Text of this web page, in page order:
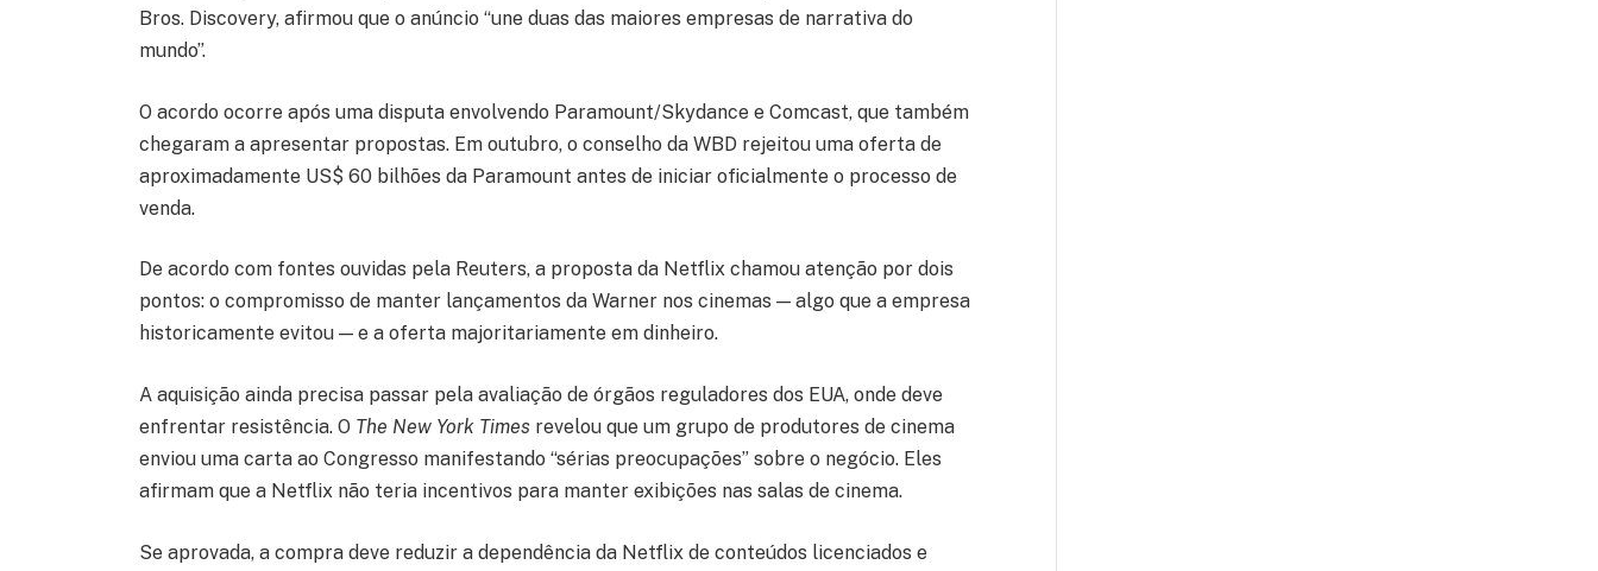
Bros. Discovery, afirmou que o anúncio “une duas das maiores empresas de narrativa do
mundo”.
O acordo ocorre após uma disputa envolvendo Paramount/Skydance e Comcast, que também
chegaram a apresentar propostas. Em outubro, o conselho da WBD rejeitou uma oferta de
aproximadamente US$ 60 bilhões da Paramount antes de iniciar oficialmente o processo de
venda.
De acordo com fontes ouvidas pela Reuters, a proposta da Netflix chamou atenção por dois
pontos: o compromisso de manter lançamentos da Warner nos cinemas — algo que a empresa
historicamente evitou — e a oferta majoritariamente em dinheiro.
A aquisição ainda precisa passar pela avaliação de órgãos reguladores dos EUA, onde deve
enfrentar resistência. O The New York Times revelou que um grupo de produtores de cinema
enviou uma carta ao Congresso manifestando “sérias preocupações” sobre o negócio. Eles
afirmam que a Netflix não teria incentivos para manter exibições nas salas de cinema.
Se aprovada, a compra deve reduzir a dependência da Netflix de conteúdos licenciados e